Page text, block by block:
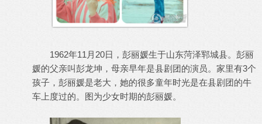
1962年11月20日，彭丽媛生于山东菏泽郓城县。彭丽
媛的父亲叫彭龙坤，母亲早年是县剧团的演员。家里有3个
孩子，彭丽媛是老大，她的很多童年时光是在县剧团的牛
车上度过的。图为少女时期的彭丽媛。